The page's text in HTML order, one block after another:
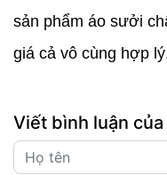
sản phẩm áo sưởi
giá cả vô cùng hợp
Viết bình luận của